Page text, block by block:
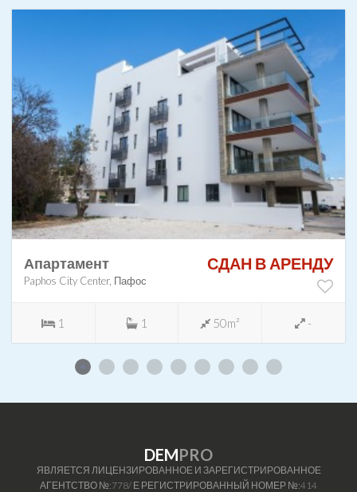
Апартамент
Paphos City Center, Пафос
СДАН В АРЕНДУ
1 1 50m² -
DEMPRO
ЯВЛЯЕТСЯ ЛИЦЕНЗИРОВАННОЕ И ЗАРЕГИСТРИРОВАННОЕ
АГЕНТСТВО №:778/ Е РЕГИСТРИРОВАННЫЙ НОМЕР №:414